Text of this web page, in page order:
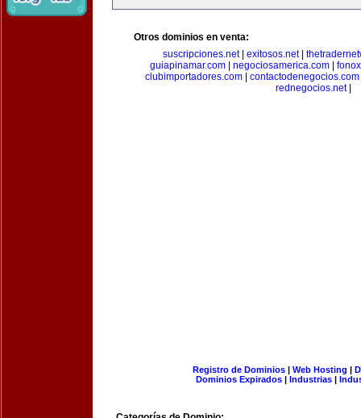
Otros dominios en venta:
suscripciones.net| exitosos.net|
guiapinamar.com
negociosamerica.com
clubimportadores.com
contactodenegocios.com
rednegocios.net|
Registro de Dominios| Web Hosting |
Dominios Expirados | Industrias |